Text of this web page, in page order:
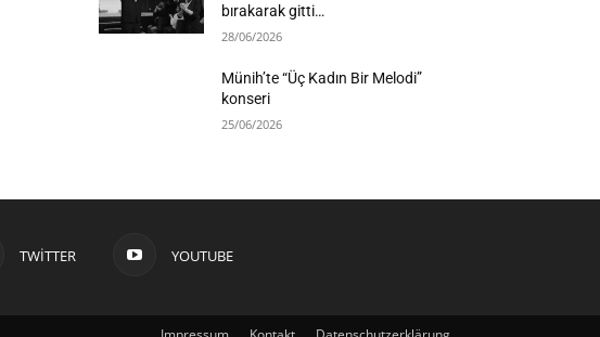
bırakarak gitti…
28/06/2026
Münih’te “Üç Kadın Bir Melodi”
konseri
25/06/2026
TWITTER YOUTUBE